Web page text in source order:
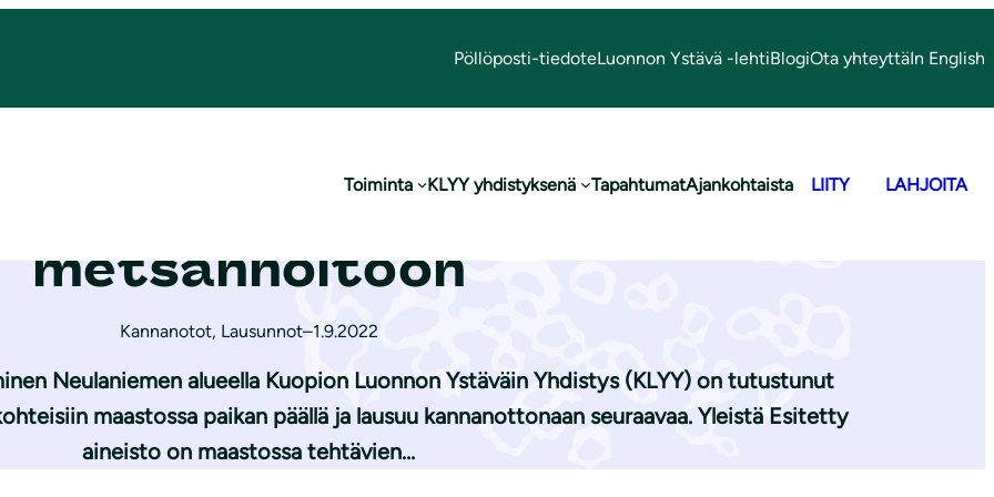
Pöllöposti-tiedoteLuonnon Ystävä -lehtiBlogiOta yhteyttäIn English
Toiminta KLYY yhdistyksenä TapahtumatAjankohtaista LIITY LAHJOITA
metsänhoitoon
kannanotto Neulaniemen
metsänhoitoon
Kannanotot, Lausunnot–1.9.2022
Neulaniemen alueella Kuopion Luonnon Ystäväin Yhdistys (KLYY) on tutustunut
maastossa paikan päällä ja lausuu kannanottonaan seuraavaa. Yleistä Esitetty
aineisto on maastossa tehtävien…